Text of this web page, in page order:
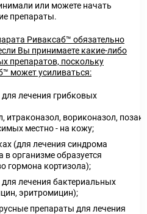
или можете начать
препараты.
Риваксаб™ обязательно
Вы принимаете какие-либо
препаратов, поскольку
может усиливаться:
лечения грибковых
итраконазол, вориконазол,
местно - на кожу;
(для лечения синдрома
в организме образуется
гормона кортизола);
лечения бактериальных
эритромицин);
препараты для лечения